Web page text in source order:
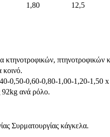
1,80 12,5
κτηνοτροφικών,
0,50-0,60-0,80-1,00-1,20-1,50
92kg ανά ρόλο.